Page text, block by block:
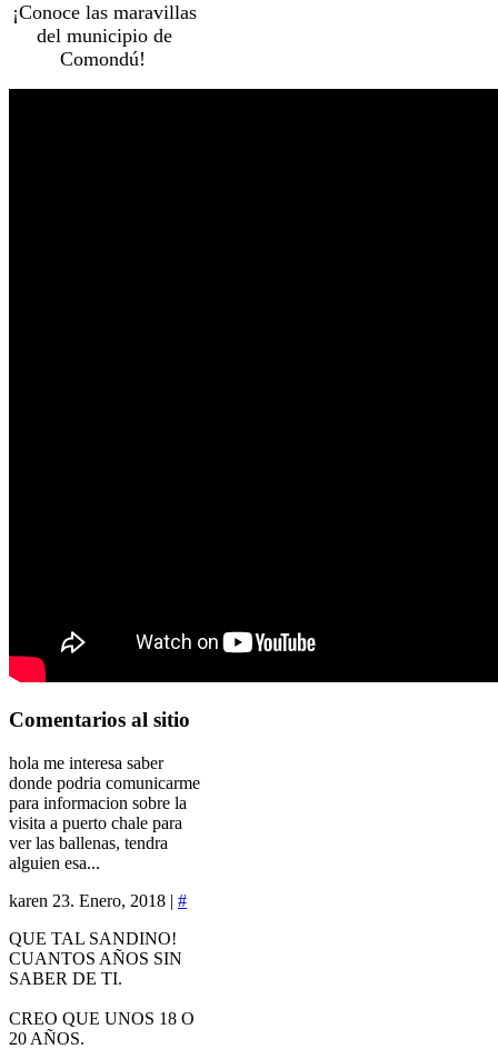
¡Conoce las maravillas
del municipio de
Comondú!
Comentarios al sitio
hola me interesa saber
donde podria comunicarme
para informacion sobre la
visita a puerto chale para
ver las ballenas, tendra
alguien esa...
karen 23. Enero, 2018 | #
QUE TAL SANDINO!
CUANTOS AÑOS SIN
SABER DE TI.
CREO QUE UNOS 18 O
20 AÑOS.